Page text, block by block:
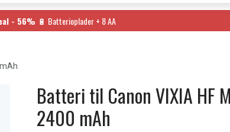
- 56% 🔋 Batterioplader + 8 AA
Batteri til Canon VIXIA HF
2400 mAh